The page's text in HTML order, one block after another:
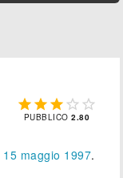
    
PUBBLICO2.80
15 maggio 1997.